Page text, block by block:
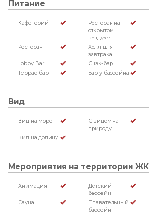
Питание
Кафетерий
Ресторан на
открытом
воздухе
Ресторан
Холл для
завтрака
Lobby Bar
Снэк-бар
Террас-бар
Бар у бассейна
Вид
Вид на море
С видом на
природу
Вид на долину
Мероприятия на территории ЖК
Анимация
Детский
бассейн
Сауна
Плавательный
бассейн